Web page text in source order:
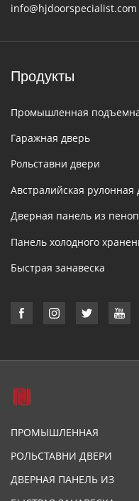
info@hjdoorspecialist.com
Продукты
Промышленная
Гаражная дверь
Рольставни двери
Австралийская рулонная
Дверная панель из
Панель холодного
Быстрая занавеска
ПРОМЫШЛЕННАЯ
ПОДЪЕМНАЯ ДВЕРЬ
РОЛЬСТАВНИ ДВЕРИ
ДВЕРНАЯ ПАНЕЛЬ ИЗ